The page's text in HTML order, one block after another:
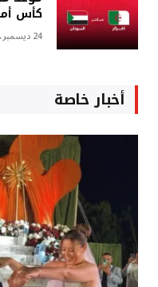
كأس
24 ديسمبر، 2025
أخبار خاصة